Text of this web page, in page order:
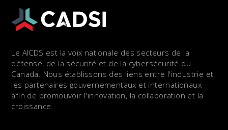
Le AICDS est la voix nationale des secteurs de la
défense, de la sécurité et de la cybersécurité du
Canada. Nous établissons des liens entre l'industrie et
les partenaires gouvernementaux et internationaux
afin de promouvoir l'innovation, la collaboration et la
croissance.